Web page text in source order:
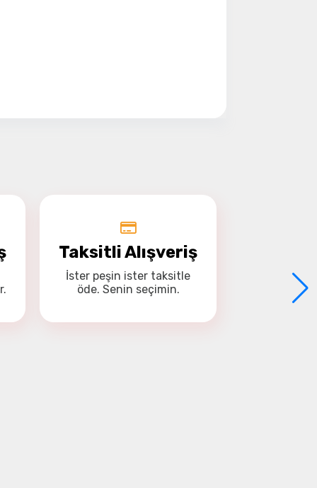
Taksitli Alışveriş
İster peşin ister taksitle
öde. Senin seçimin.